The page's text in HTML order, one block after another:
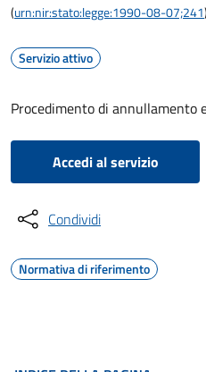
(urn:nir:stato:legge:1990-08-07;241)
Servizio attivo
Procedimento di annullamento
Accedi al servizio
Condividi
Normativa di riferimento